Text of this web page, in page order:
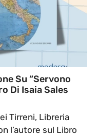
Su “Servono
Di Isaia Sales
Tirreni, Libreria
l’autore sul Libro